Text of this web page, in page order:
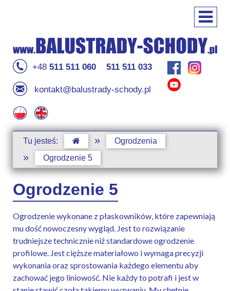
+48 511 511 060 511 511 033
kontakt@balustrady-schody.pl
Tu jesteś: » Ogrodzenia
» Ogrodzenie 5
Ogrodzenie 5
Ogrodzenie wykonane z płaskowników, które zapewniają
mu dość nowoczesny wygląd. Jest to rozwiązanie
trudniejsze technicznie niż standardowe ogrodzenie
profilowe. Jest cięższe materiałowo i wymaga precyzji
wykonania oraz sprostowania każdego elementu aby
zachować jego liniowość. Nie każdy to potrafi i jest w